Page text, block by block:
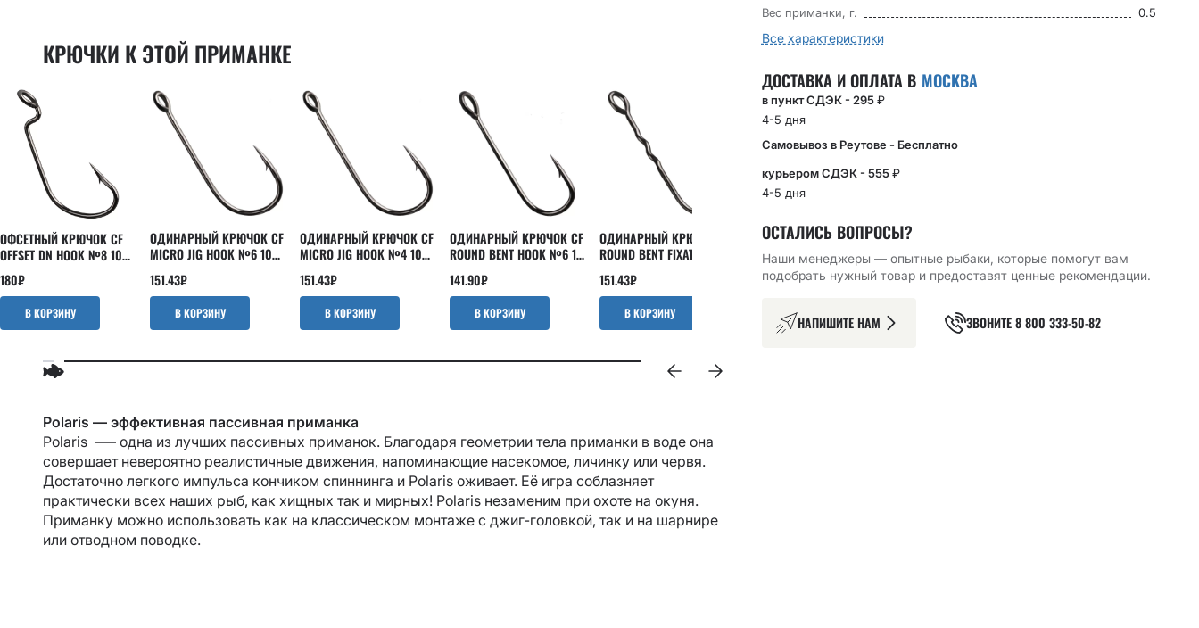
Slim shaddy
Vibro worm
Whitebait
Kaban
Perfect JIG
Versus
Strike
Вес приманки, г.
0.5
Все характеристики
ДОСТАВКА И ОПЛАТА В МОСКВА
в пункт СДЭК - 295₽
4-5 дня
Самовывоз в Реутове - Бесплатно
курьером СДЭК - 555₽
4-5 дня
ОСТАЛИСЬ ВОПРОСЫ?
Наши менеджеры — опытные рыбаки, которые помогут вам
подобрать нужный товар и предоставят ценные рекомендации.
НАПИШИТЕ НАМ ЗВОНИТЕ8 800 333-50-82
КРЮЧКИ К ЭТОЙ ПРИМАНКЕ
ОФСЕТНЫЙ КРЮЧОК CF
OFFSET DN HOOK №8 10
ШТ
180₽
В КОРЗИНУ
ОДИНАРНЫЙ КРЮЧОК CF
MICRO JIG HOOK №6 10
151.43₽
В КОРЗИНУ
ОДИНАРНЫЙ КРЮЧОК CF
MICRO JIG HOOK №4 10
151.43₽
В КОРЗИНУ
ОДИНАРНЫЙ КРЮЧОК CF
ROUND BENT HOOK №6 10
141.90₽
В КОРЗИНУ
ОДИНАРНЫЙ КРЮЧОК CF
ROUND BENT FIXATIVE
151.43₽
В КОРЗИНУ
ОФСЕТНЫЙ КРЮЧОК CF
OFFSET JOINT HOOK №10
15 ШТ
180₽
В КОРЗИНУ
ОДИНАРНЫЙ КРЮЧОК CF
S HOOK №4 10 ШТ,
ЧЕРНЫЙ
151.43 ₽
В КОРЗИНУ
S HOOK №2 10 ШТ,
ЧЕРНЫЙ
151.43₽
Polaris — эффективная пассивная приманка
Polaris –— одна из лучших пассивных приманок. Благодаря геометрии тела приманки в воде она
совершает невероятно реалистичные движения, напоминающие насекомое, личинку или червя.
Достаточно легкого импульса кончиком спиннинга и Polaris оживает. Её игра соблазняет
практически всех наших рыб, как хищных так и мирных! Polaris незаменим при охоте на окуня.
Приманку можно использовать как на классическом монтаже с джиг-головкой, так и на шарнире
или отводном поводке.